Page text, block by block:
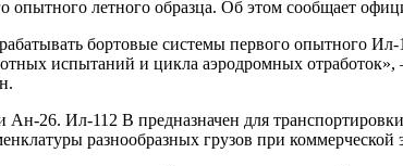
опытного летного образца. Об этом сообщает
бортовые системы первого опытного Ил-
испытаний и цикла аэродромных
26. Ил-112 В предназначен для
разнообразных грузов при коммерческой